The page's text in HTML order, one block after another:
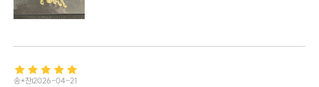
송*찬2026-04-21